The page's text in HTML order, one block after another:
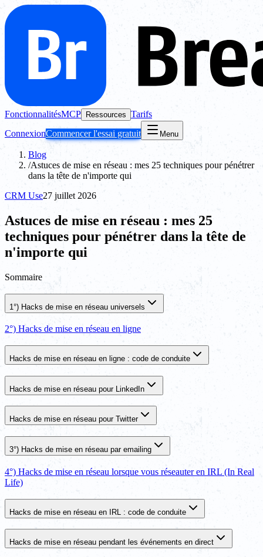
FonctionnalitésMCP Ressources Tarifs
ConnexionCommencer l'essai gratuit Menu
Blog
/Astuces de mise en réseau : mes 25 techniques pour pénétrer
dans la tête de n'importe qui
CRM Use27 juillet 2026
Astuces de mise en réseau : mes 25
techniques pour pénétrer dans la tête de
n'importe qui
Sommaire
1°) Hacks de mise en réseau universels
2°) Hacks de mise en réseau en ligne
Hacks de mise en réseau en ligne : code de conduite
Hacks de mise en réseau pour LinkedIn
Hacks de mise en réseau pour Twitter
3°) Hacks de mise en réseau par emailing
4°) Hacks de mise en réseau lorsque vous réseauter en IRL (In Real
Life)
Hacks de mise en réseau en IRL : code de conduite
Hacks de mise en réseau pendant les événements en direct